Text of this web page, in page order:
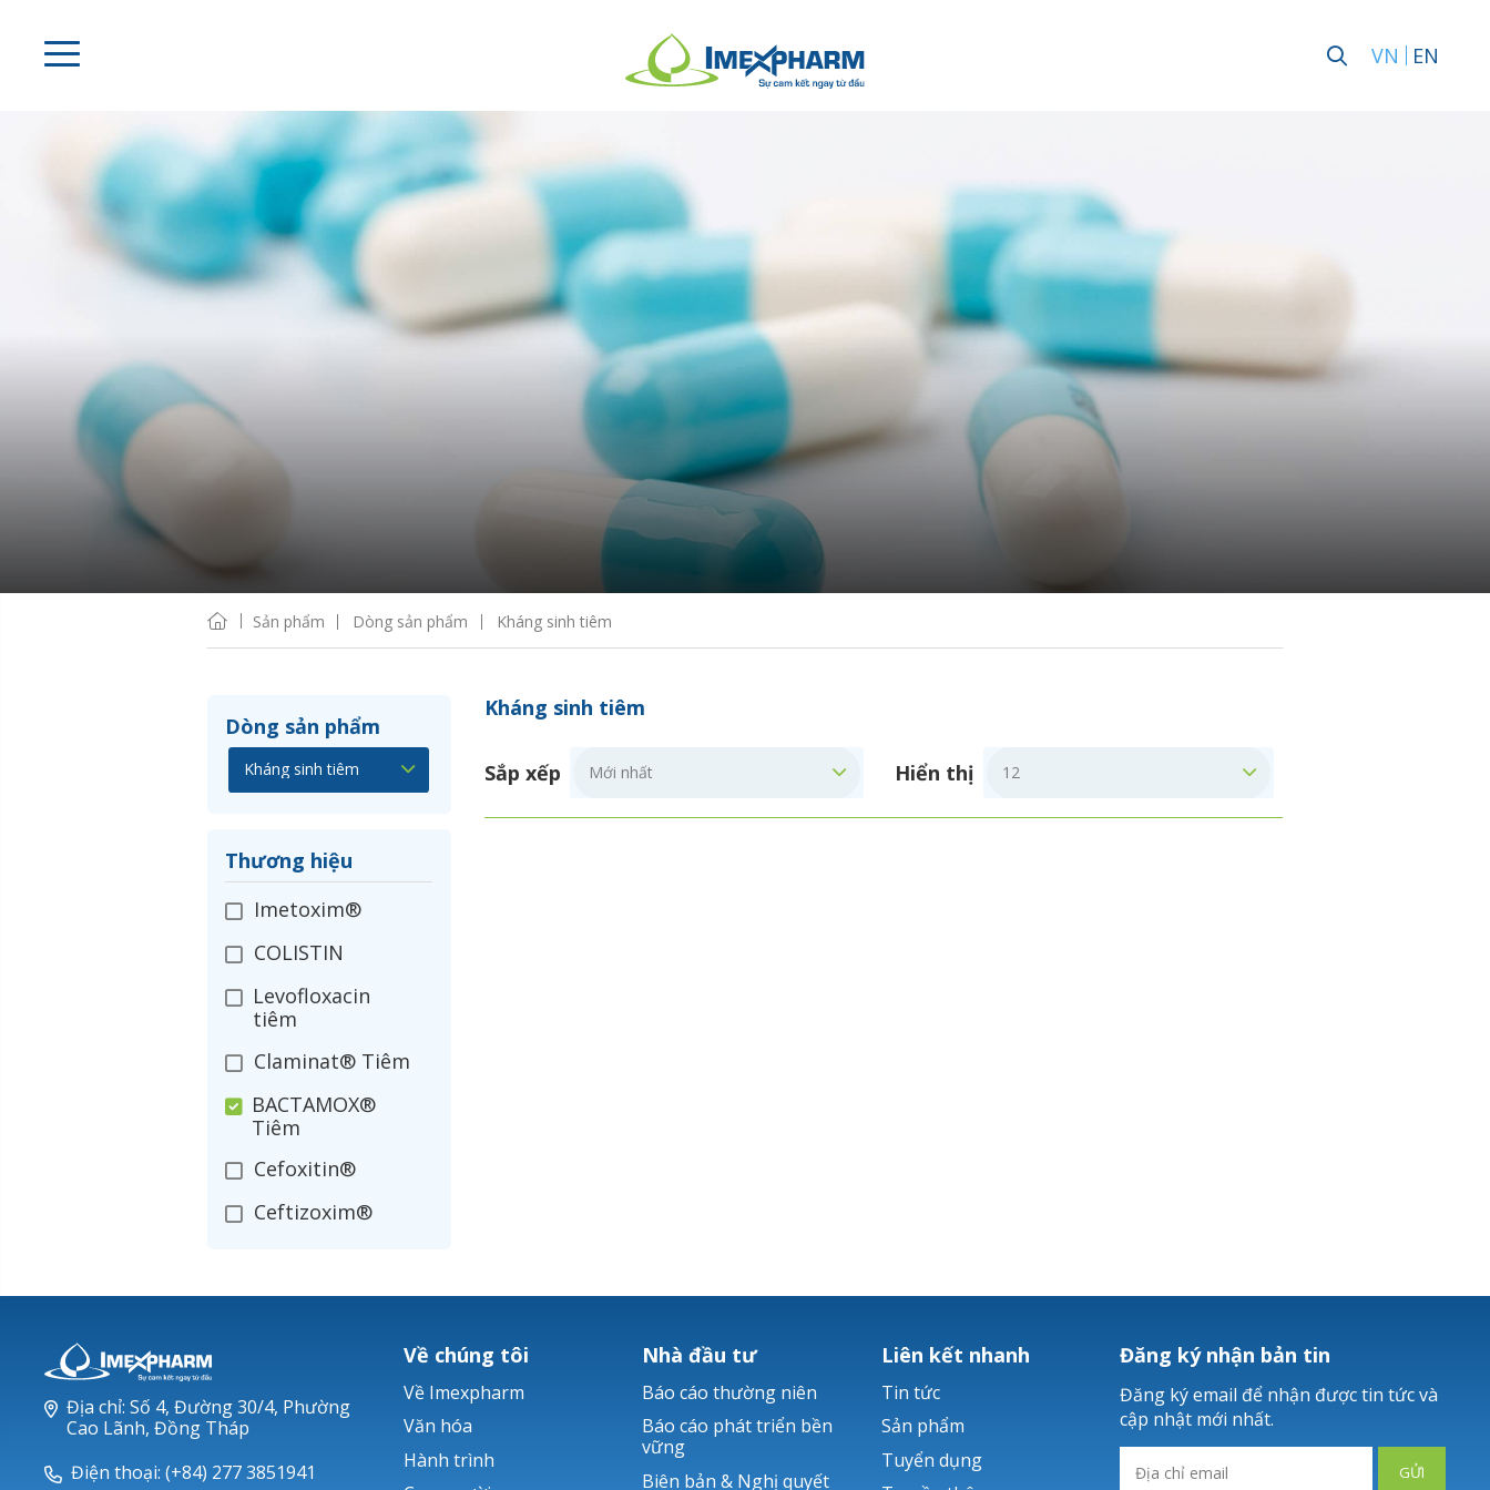
VN EN
Sản phẩm Dòng sản phẩm Kháng sinh tiêm
Dòng sản phẩm
Thương hiệu
Imetoxim®
COLISTIN
Levofloxacin
tiêm
Claminat® Tiêm
BACTAMOX®
Tiêm
Cefoxitin®
Ceftizoxim®
Nerusyn®
Ticarlinat®
Zobacta®
Kháng sinh tiêm
Sắp xếp Hiển thị
Địa chỉ: Số 4, Đường 30/4, Phường
Cao Lãnh, Đồng Tháp
Điện thoại: (+84) 277 3851941
Về chúng tôi
Về Imexpharm
Văn hóa
Hành trình
Nhà đầu tư
Báo cáo thường niên
Báo cáo phát triển bền
vững
Biên bản & Nghị quyết
Liên kết nhanh
Tin tức
Sản phẩm
Tuyển dụng
Đăng ký nhận bản tin
Đăng ký email để nhận được tin tức và
cập nhật mới nhất.
GỬI